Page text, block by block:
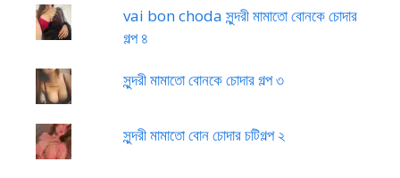
vai bon choda সুন্দরী মামাতো বোনকে চোদার
গল্প ৪
সুন্দরী মামাতো বোনকে চোদার গল্প ৩
সুন্দরী মামাতো বোন চোদার চটিগল্প ২